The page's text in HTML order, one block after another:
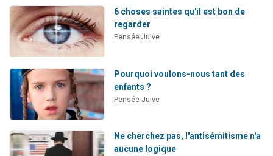
6 choses saintes qu'il est bon de
regarder
Pensée Juive
Pourquoi voulons-nous tant des
enfants ?
Pensée Juive
Ne cherchez pas, l'antisémitisme n'a
aucune logique